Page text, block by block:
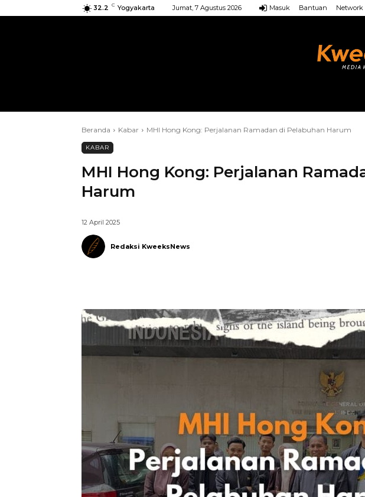
32.2 C Yogyakarta Jumat, 7 Agustus 2026 Masuk Bantuan Network
Beranda Kabar MHI Hong Kong: Perjalanan Ramadan di Pelabuhan Harum
KABAR
MHI Hong Kong: Perjalanan
Harum
12 April 2025
Redaksi KweeksNews